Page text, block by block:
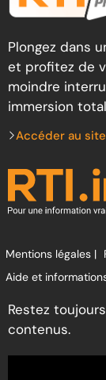
Plongez dans
et profitez de
moindre
immersion
Accéder au
Mentions légales |
Aide et
Restez
contenus.